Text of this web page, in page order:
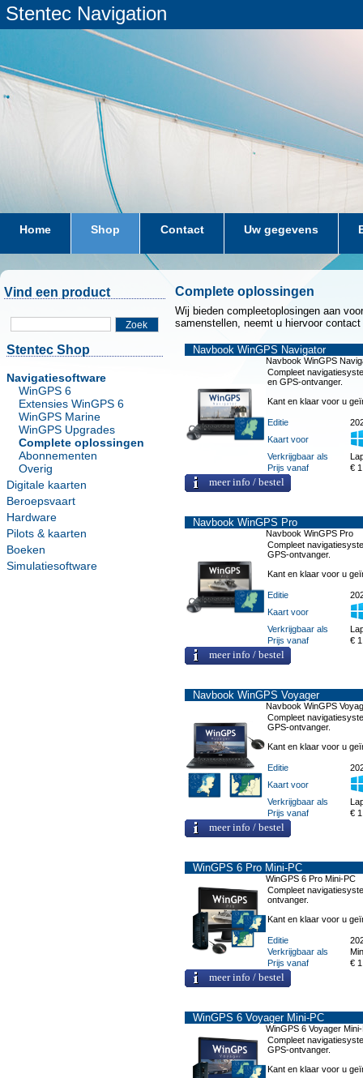
Stentec Navigation
Home Shop Contact Uw gegevens
Vind een product
Zoek
Stentec Shop
Navigatiesoftware
WinGPS 6
Extensies WinGPS 6
WinGPS Marine
WinGPS Upgrades
Complete oplossingen
Abonnementen
Overig
Digitale kaarten
Beroepsvaart
Hardware
Pilots & kaarten
Boeken
Simulatiesoftware
Complete oplossingen
Wij bieden compleetoplosingen aan
samenstellen, neemt u hiervoor
Navbook WinGPS Navigator
Navbook WinGPS
Compleet
en GPS-ontvanger.
Kant en klaar voor u
Editie
Kaart voor
Verkrijgbaar als
Prijs vanaf
€
meer info / bestel
Navbook WinGPS Pro
Navbook WinGPS Pro
Compleet
GPS-ontvanger.
Kant en klaar voor u
Editie
Kaart voor
Verkrijgbaar als
Prijs vanaf
€
meer info / bestel
Navbook WinGPS Voyager
Navbook WinGPS
Compleet
GPS-ontvanger.
Kant en klaar voor u
Editie
Kaart voor
Verkrijgbaar als
Prijs vanaf
€
meer info / bestel
WinGPS 6 Pro Mini-PC
WinGPS 6 Pro Mini-PC
Compleet
ontvanger.
Kant en klaar voor u
Editie
Verkrijgbaar als
Prijs vanaf
€
meer info / bestel
WinGPS 6 Voyager Mini-PC
WinGPS 6 Voyager
Compleet
GPS-ontvanger.
Kant en klaar voor u